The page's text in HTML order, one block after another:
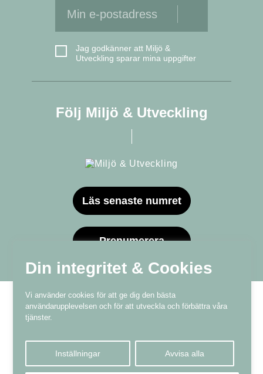
Din integritet & Cookies
Vi använder cookies för att ge dig den bästa
användarupplevelsen och för att utveckla och förbättra våra
tjänster.
Inställningar Avvisa alla
Jag godkänner att Miljö &
Utveckling sparar mina uppgifter
Följ Miljö & Utveckling
Läs senaste numret
Prenumerera
Kundtjänst